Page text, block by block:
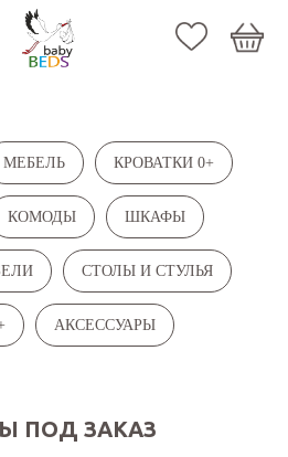
МЕБЕЛЬ КРОВАТКИ 0+
КОМОДЫ ШКАФЫ
СТОЛЫ И СТУЛЬЯ
АКСЕССУАРЫ
ПОД ЗАКАЗ